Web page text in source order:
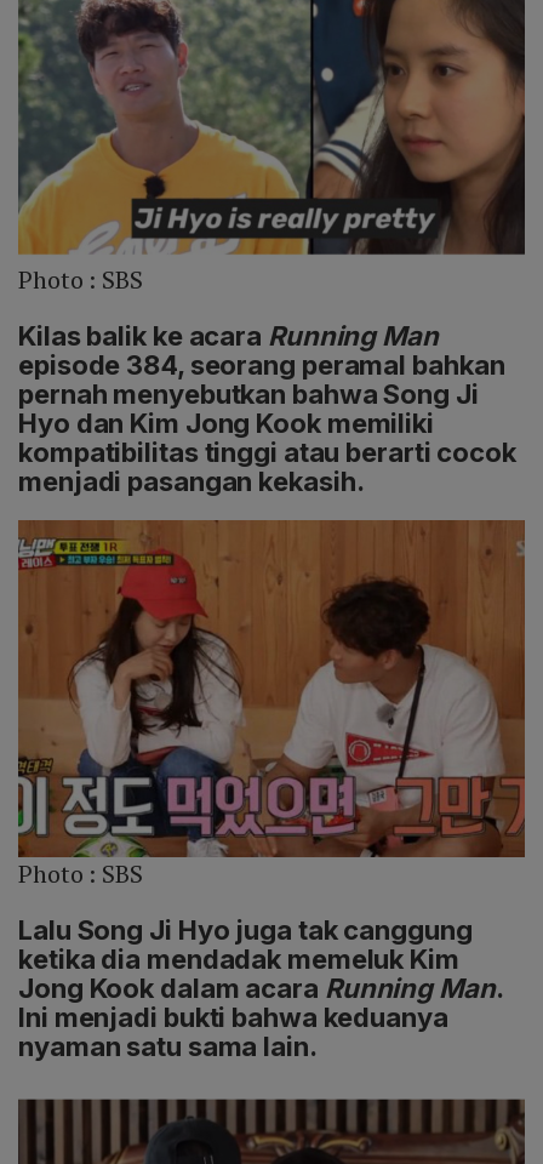
Photo : SBS
Kilas balik ke acara Running Man
episode 384, seorang peramal bahkan
pernah menyebutkan bahwa Song Ji
Hyo dan Kim Jong Kook memiliki
kompatibilitas tinggi atau berarti cocok
menjadi pasangan kekasih.
Photo : SBS
Lalu Song Ji Hyo juga tak canggung
ketika dia mendadak memeluk Kim
Jong Kook dalam acara Running Man.
Ini menjadi bukti bahwa keduanya
nyaman satu sama lain.